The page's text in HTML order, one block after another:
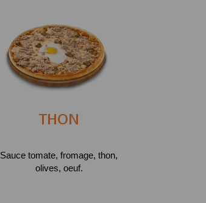
THON
Sauce tomate, fromage, thon,
olives, oeuf.